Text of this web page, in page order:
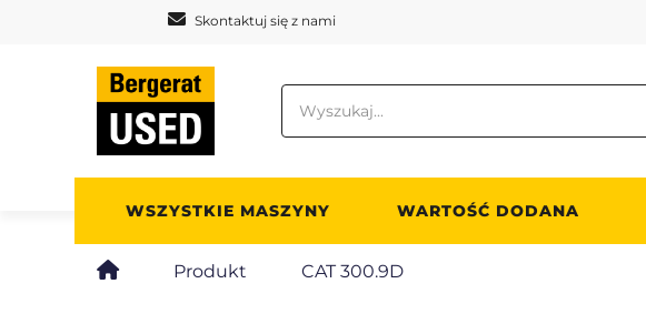
Skontaktuj się z nami
WSZYSTKIE MASZYNY WARTOŚĆ DODANA
Produkt CAT 300.9D
Panel zarządzania plikami cookies